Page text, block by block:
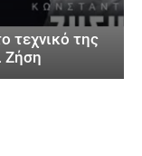
τεχνικό της
Ζήση